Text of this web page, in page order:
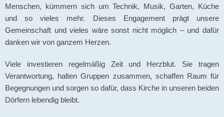
Menschen, kümmern sich um Technik, Musik, Garten, Küche
und so vieles mehr. Dieses Engagement prägt unsere
Gemeinschaft und vieles wäre sonst nicht möglich – und dafür
danken wir von ganzem Herzen.
Viele investieren regelmäßig Zeit und Herzblut. Sie tragen
Verantwortung, halten Gruppen zusammen, schaffen Raum für
Begegnungen und sorgen so dafür, dass Kirche in unseren beiden
Dörfern lebendig bleibt.